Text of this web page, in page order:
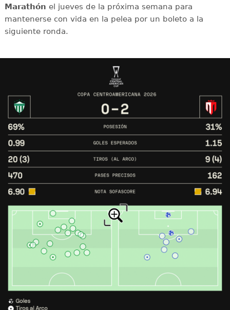
Marathón el jueves de la próxima semana para
mantenerse con vida en la pelea por un boleto a la
siguiente ronda.